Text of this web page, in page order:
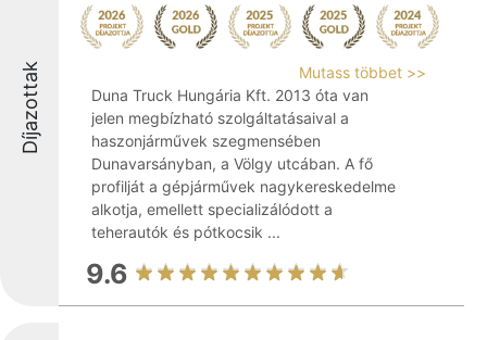
Díjazottak
Mutass többet >>
Duna Truck Hungária Kft. 2013 óta van
jelen megbízható szolgáltatásaival a
haszonjárművek szegmensében
Dunavarsányban, a Völgy utcában. A fő
profilját a gépjárművek nagykereskedelme
alkotja, emellett specializálódott a
teherautók és pótkocsik ...
9.6